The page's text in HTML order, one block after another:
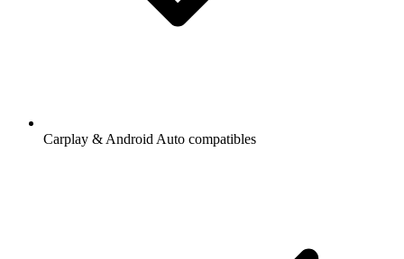
Carplay & Android Auto compatibles